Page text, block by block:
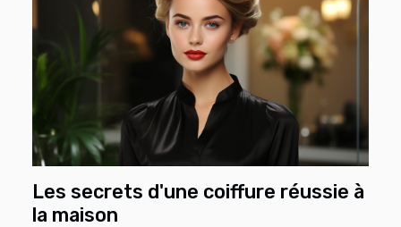
Les secrets d'une coiffure réussie à
la maison